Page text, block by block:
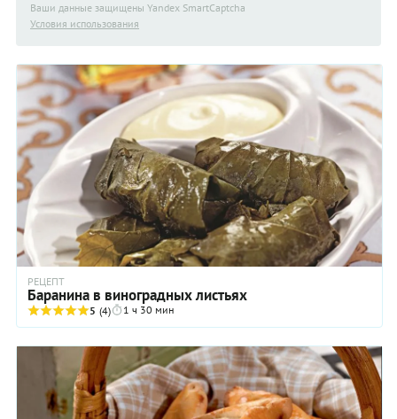
Ваши данные защищены Yandex SmartCaptcha
Условия использования
РЕЦЕПТ
Баранина в виноградных листьях
5 (4) 1 ч 30 мин